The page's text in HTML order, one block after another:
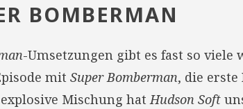
BOMBERMAN
-Umsetzungen gibt es fast so viele
mit Super Bomberman, die
Mischung hatHudson Soft